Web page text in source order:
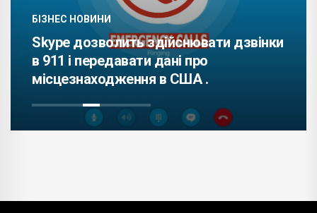
БІЗНЕС НОВИНИ
Skype дозволить здійснювати дзвінки
в 911 і передавати дані про
місцезнаходження в США .